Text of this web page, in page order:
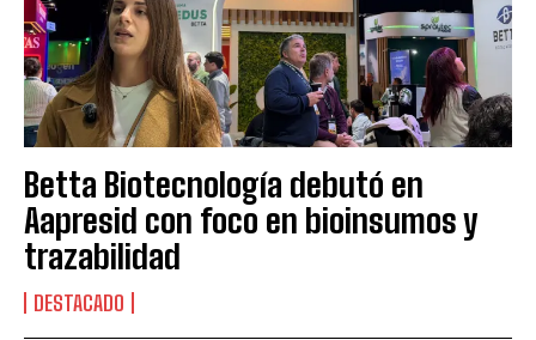
Betta Biotecnología debutó en
Aapresid con foco en bioinsumos y
trazabilidad
DESTACADO